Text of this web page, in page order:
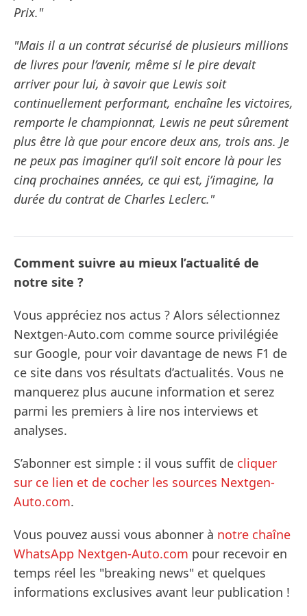
Prix."
"Mais il a un contrat sécurisé de plusieurs millions
de livres pour l’avenir, même si le pire devait
arriver pour lui, à savoir que Lewis soit
continuellement performant, enchaîne les victoires,
remporte le championnat, Lewis ne peut sûrement
plus être là que pour encore deux ans, trois ans. Je
ne peux pas imaginer qu’il soit encore là pour les
cinq prochaines années, ce qui est, j’imagine, la
durée du contrat de Charles Leclerc."
Comment suivre au mieux l’actualité de
notre site ?
Vous appréciez nos actus ? Alors sélectionnez
Nextgen-Auto.com comme source privilégiée
sur Google, pour voir davantage de news F1 de
ce site dans vos résultats d’actualités. Vous ne
manquerez plus aucune information et serez
parmi les premiers à lire nos interviews et
analyses.
S’abonner est simple : il vous suffit de cliquer
sur ce lien et de cocher les sources Nextgen-
Auto.com.
Vous pouvez aussi vous abonner à notre chaîne
WhatsApp Nextgen-Auto.com pour recevoir en
temps réel les "breaking news" et quelques
informations exclusives avant leur publication !